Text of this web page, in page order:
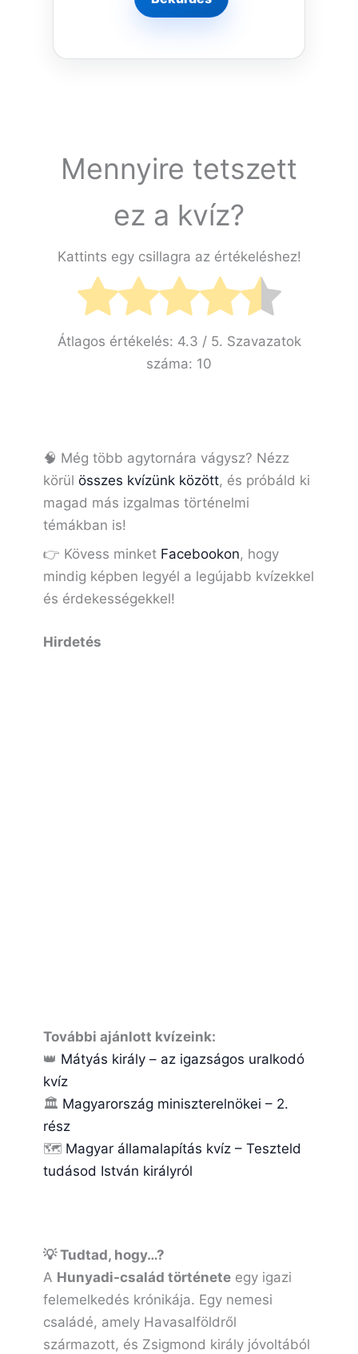
Mennyire tetszett
ez a kvíz?
Kattints egy csillagra az értékeléshez!
Átlagos értékelés: 4.3 / 5. Szavazatok
száma: 10
🧠 Még több agytornára vágysz? Nézz
körül összes kvízünk között, és próbáld ki
magad más izgalmas történelmi
témákban is!
👉 Kövess minket Facebookon, hogy
mindig képben legyél a legújabb kvízekkel
és érdekességekkel!
Hirdetés
További ajánlott kvízeink:
👑 Mátyás király – az igazságos uralkodó
kvíz
🏛️ Magyarország miniszterelnökei – 2.
rész
🗺️ Magyar államalapítás kvíz – Teszteld
tudásod István királyról
💡 Tudtad, hogy…?
A Hunyadi-család története egy igazi
felemelkedés krónikája. Egy nemesi
családé, amely Havasalföldről
származott, és Zsigmond király jóvoltából